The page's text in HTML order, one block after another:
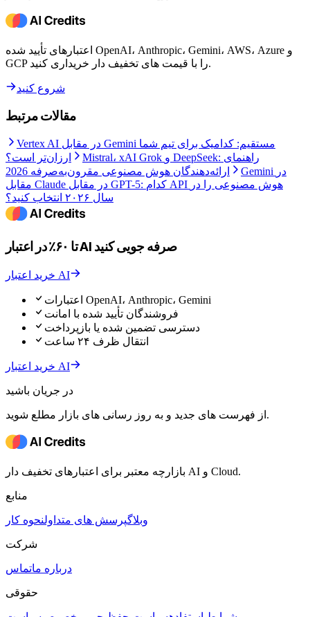
اعتبارهای تأیید شده OpenAI، Anthropic، Gemini، AWS، Azure و
GCP را با قیمت های تخفیف دار خریداری کنید.
شروع کنید
مقالات مرتبط
Vertex AI در مقابل Gemini مستقیم: کدامیک برای تیم شما
ارزان‌تر است؟
Mistral، xAI Grok و DeepSeek: راهنمای
ارائه‌دهندگان هوش مصنوعی مقرون‌به‌صرفه 2026
Gemini در
مقابل Claude در مقابل GPT-5: کدام API هوش مصنوعی را در
سال ۲۰۲۶ انتخاب کنید؟
تا ۶۰٪ در اعتبار AI صرفه جویی کنید
خرید اعتبار AI
اعتبارات OpenAI، Anthropic، Gemini
فروشندگان تأیید شده با امانت
دسترسی تضمین شده یا بازپرداخت
انتقال ظرف ۲۴ ساعت
خرید اعتبار AI
در جریان باشید
از فهرست های جدید و به روز رسانی های بازار مطلع شوید.
بازارچه معتبر برای اعتبارهای تخفیف دار AI و Cloud.
منابع
وبلاگپرسش های متداولنحوه کار
شرکت
درباره ماتماس
حقوقی